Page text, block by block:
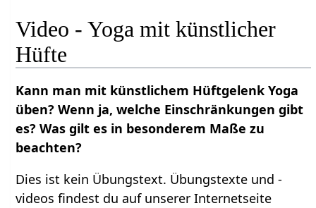
Video - Yoga mit künstlicher
Hüfte
Kann man mit künstlichem Hüftgelenk Yoga
üben? Wenn ja, welche Einschränkungen gibt
es? Was gilt es in besonderem Maße zu
beachten?
Dies ist kein Übungstext. Übungstexte und -
videos findest du auf unserer Internetseite